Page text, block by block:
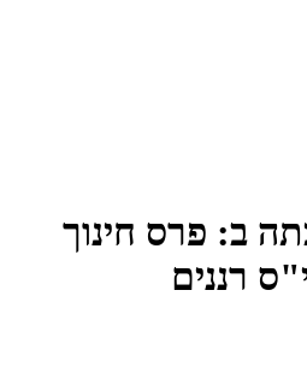
ב: פרס חינוך
רננים